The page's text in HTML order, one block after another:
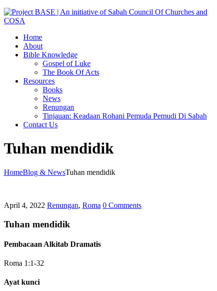
Home
About
Bible Knowledge
Gospel of Luke
The Book Of Acts
Resources
Books
News
Renungan
Tinjauan: Keadaan Rohani Pemuda Pemudi Di Sabah
Contact Us
Tuhan mendidik
HomeBlog & NewsTuhan mendidik
April 4, 2022 Renungan, Roma 0 Comments
Tuhan mendidik
Pembacaan Alkitab Dramatis
Roma 1:1-32
Ayat kunci